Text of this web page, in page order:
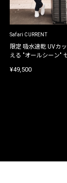
Safari CURRENT
限定 吸水速乾 UVカ
える "オールシーン"
¥49,500